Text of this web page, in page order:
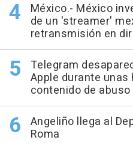
México.- México
de un 'streamer'
retransmisión en
Telegram
Apple durante
contenido de
Angeliño llega al
Roma